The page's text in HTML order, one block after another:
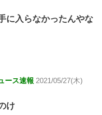
に入らなかったんやな
ース速報 2021/05/27(木)
け